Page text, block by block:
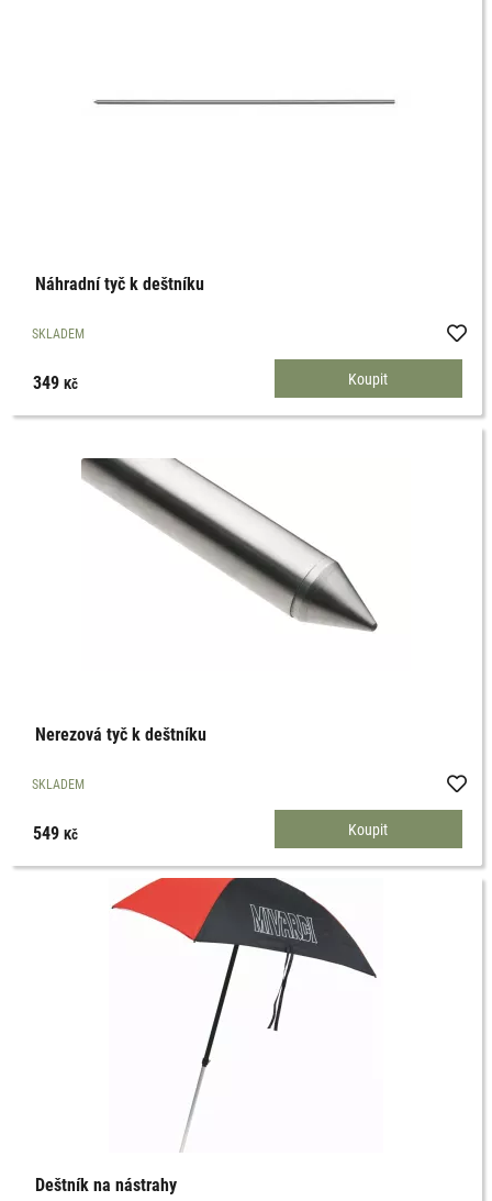
Náhradní tyč k deštníku
SKLADEM
349Kč
Nerezová tyč k deštníku
SKLADEM
549Kč
Deštník na nástrahy